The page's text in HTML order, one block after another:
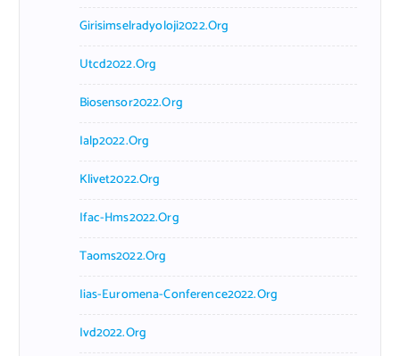
Girisimselradyoloji2022.org
Utcd2022.org
Biosensor2022.org
Ialp2022.org
Klivet2022.org
Ifac-Hms2022.org
Taoms2022.org
Iias-Euromena-Conference2022.org
Ivd2022.org